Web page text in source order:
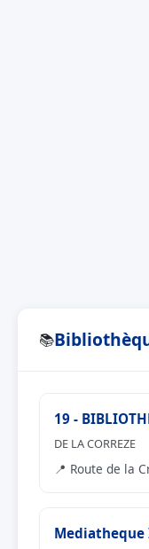
📚
19 -
DE LA CORREZE
📍 Route de la
Mediatheque